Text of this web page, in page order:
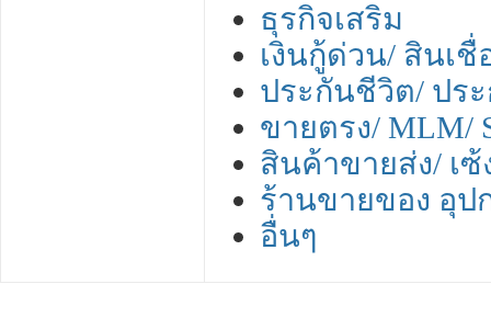
ธุรกิจเสริม
เงินกู้ด่วน/ สินเชื่
ประกันชีวิต/ ปร
ขายตรง/ MLM/
สินค้าขายส่ง/ เ
ร้านขายของ อุ
อื่นๆ